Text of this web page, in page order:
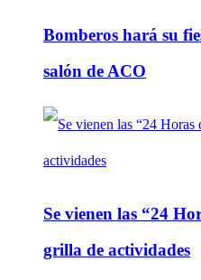
Bomberos hará su
salón de ACO
Se vienen las “24
grilla de actividades